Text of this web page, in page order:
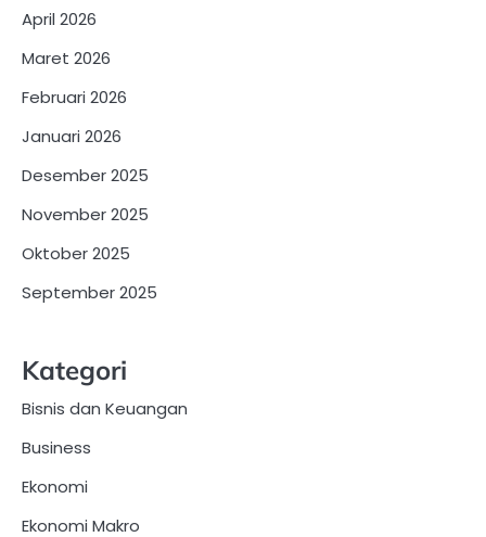
April 2026
Maret 2026
Februari 2026
Januari 2026
Desember 2025
November 2025
Oktober 2025
September 2025
Kategori
Bisnis dan Keuangan
Business
Ekonomi
Ekonomi Makro